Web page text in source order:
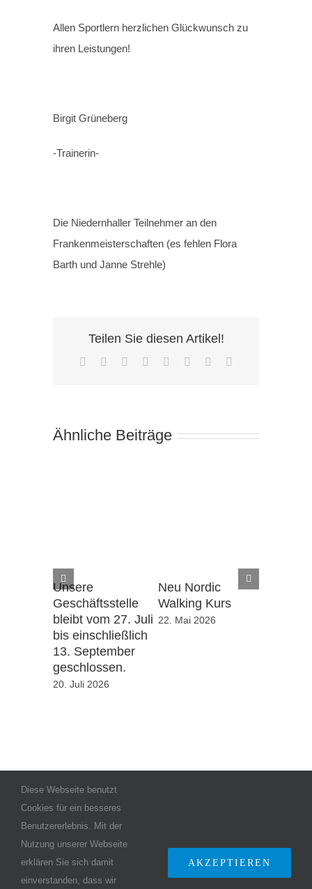
Allen Sportlern herzlichen Glückwunsch zu
ihren Leistungen!
Birgit Grüneberg
-Trainerin-
Die Niedernhaller Teilnehmer an den
Frankenmeisterschaften (es fehlen Flora
Barth und Janne Strehle)
Teilen Sie diesen Artikel!
Facebook Reddit LinkedIn
TumblrPinterest
Ähnliche Beiträge
Unsere
Geschäftsstelle
bleibt vom 27. Juli
bis einschließlich
13. September
geschlossen.
20. Juli 2026
Neu Nordic
Walking Kurs
22. Mai 2026
Diese Webseite benutzt
Cookies für ein besseres
Benutzererlebnis. Mit der
Nutzung unserer Webseite
erklären Sie sich damit
einverstanden, dass wir
AKZEPTIEREN